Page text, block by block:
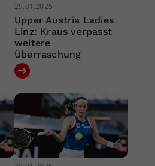
29.01.2025
Upper Austria Ladies
Linz: Kraus verpasst
weitere
Überraschung